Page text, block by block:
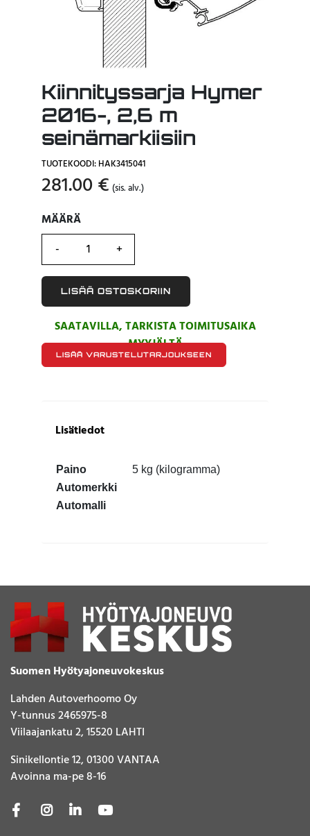
Kiinnityssarja Hymer
2016-, 2,6 m
seinämarkiisiin
TUOTEKOODI: HAK3415041
281.00 € (sis. alv.)
MÄÄRÄ
MÄÄRÄ
LISÄÄ OSTOSKORIIN
SAATAVILLA, TARKISTA TOIMITUSAIKA
MYYJÄLTÄ
LISÄÄ VARUSTELUTARJOUKSEEN
Lisätiedot
Paino
5 kg (kilogramma)
Automerkki
Automalli
Suomen Hyötyajoneuvokeskus
Lahden Autoverhoomo Oy
Y-tunnus 2465975-8
Viilaajankatu 2, 15520 LAHTI
Sinikellontie 12, 01300 VANTAA
Avoinna ma-pe 8-16